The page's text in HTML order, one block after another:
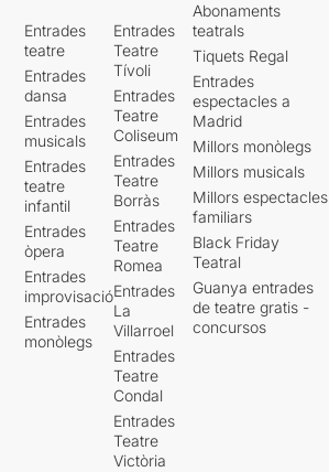
Entrades
teatre
Entrades
dansa
Entrades
musicals
Entrades
teatre
infantil
Entrades
òpera
Entrades
improvisació
Entrades
monòlegs
Entrades
Teatre
Tívoli
Entrades
Teatre
Coliseum
Entrades
Teatre
Borràs
Entrades
Teatre
Romea
Entrades
La
Villarroel
Entrades
Teatre
Condal
Entrades
Teatre
Victòria
Abonaments
teatrals
Tiquets Regal
Entrades
espectacles a
Madrid
Millors monòlegs
Millors musicals
Millors espectacles
familiars
Black Friday
Teatral
Guanya entrades
de teatre gratis -
concursos